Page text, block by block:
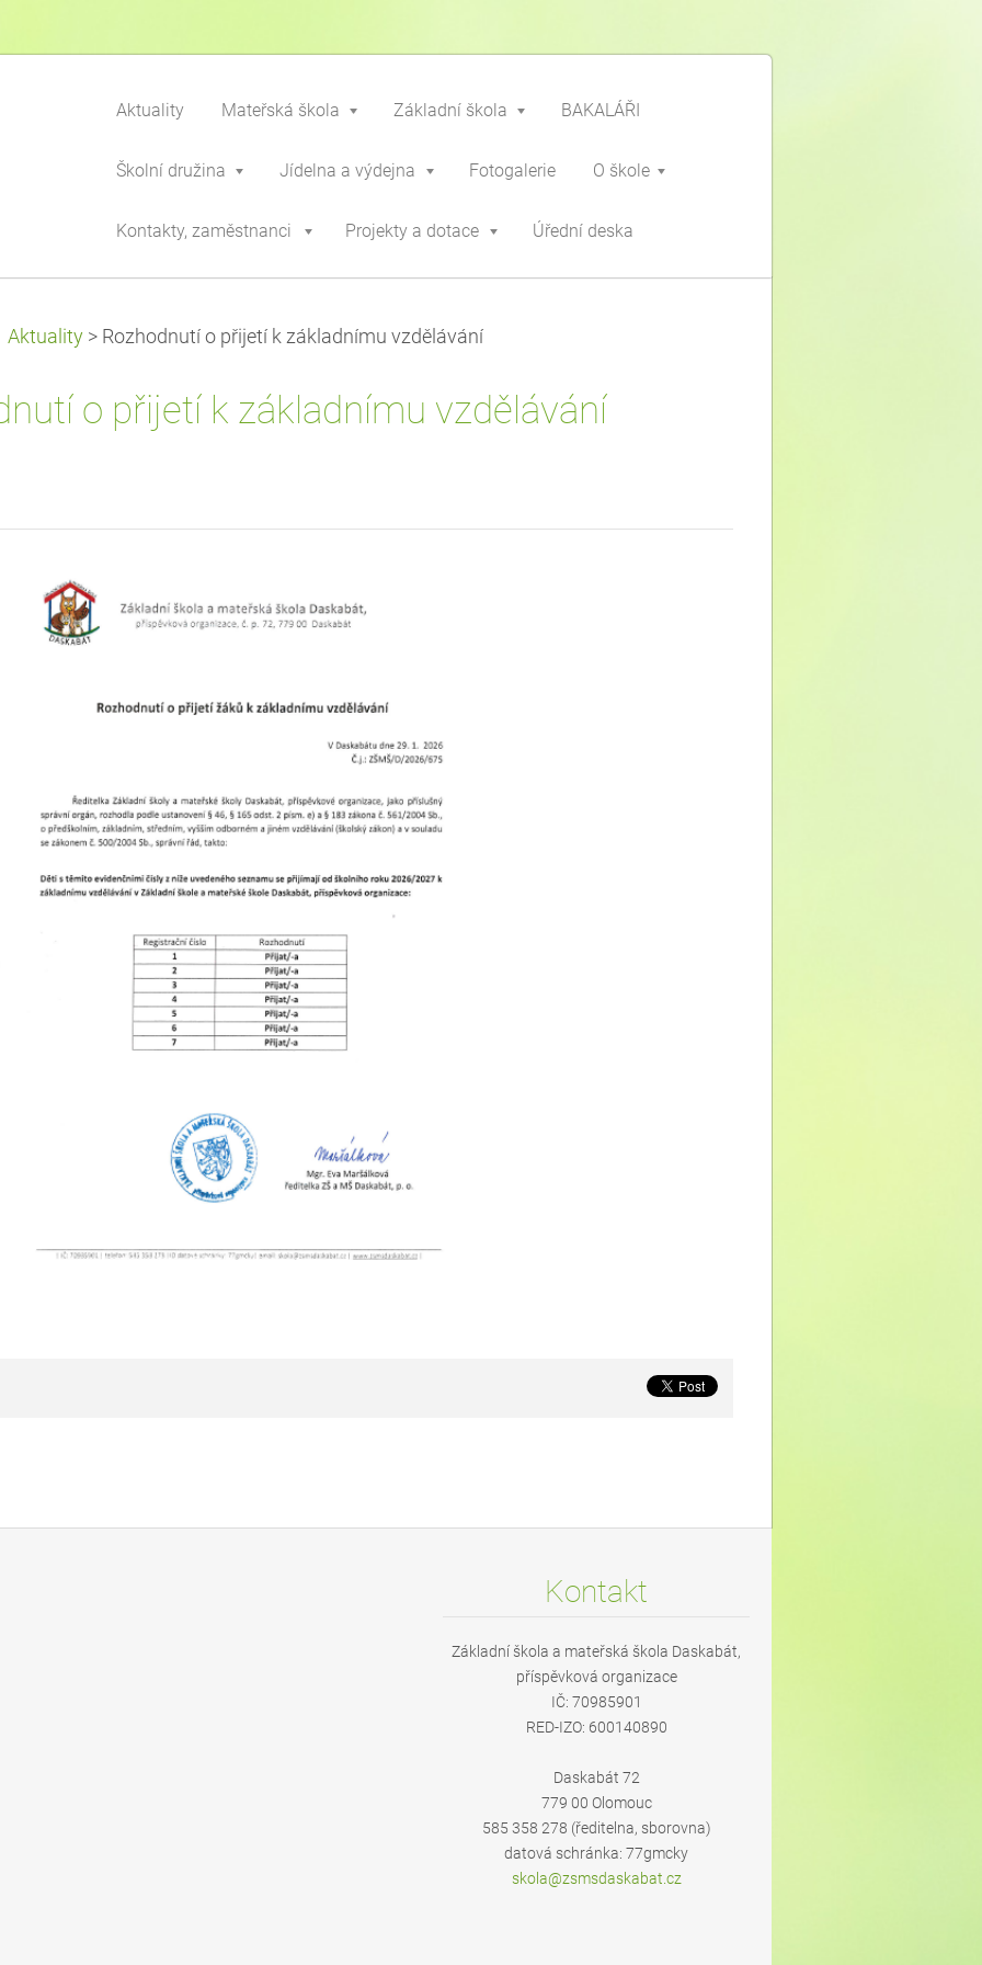
Aktuality Mateřská škola Základní škola BAKALÁŘI
Školní družina Jídelna a výdejna Fotogalerie O škole
Kontakty, zaměstnanci Projekty a dotace Úřední deska
Aktuality > Rozhodnutí o přijetí k základnímu vzdělávání
o přijetí k základnímu vzdělávání
Kontakt
Základní škola a mateřská škola Daskabát,
příspěvková organizace
IČ: 70985901
RED-IZO: 600140890
Daskabát 72
779 00 Olomouc
585 358 278 (ředitelna, sborovna)
datová schránka: 77gmcky
skola@zsmsdaskabat.cz